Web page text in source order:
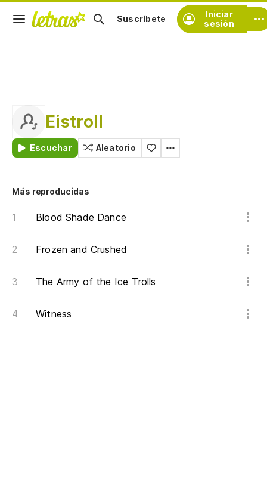
Iniciar
sesión
Suscríbete
Eistroll
Escuchar Aleatorio
Más reproducidas
Blood Shade Dance
Frozen and Crushed
The Army of the Ice Trolls
Witness